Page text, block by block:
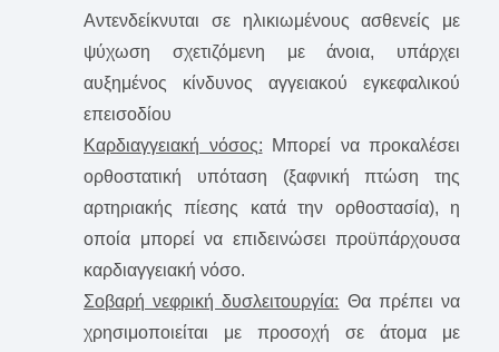
Αντενδείκνυται σε ηλικιωμένους ασθενείς με
ψύχωση σχετιζόμενη με άνοια, υπάρχει
αυξημένος κίνδυνος αγγειακού εγκεφαλικού
επεισοδίου
Καρδιαγγειακή νόσος: Mπορεί να προκαλέσει
ορθοστατική υπόταση (ξαφνική πτώση της
αρτηριακής πίεσης κατά την ορθοστασία), η
οποία μπορεί να επιδεινώσει προϋπάρχουσα
καρδιαγγειακή νόσο.
Σοβαρή νεφρική δυσλειτουργία: Θα πρέπει να
χρησιμοποιείται με προσοχή σε άτομα με